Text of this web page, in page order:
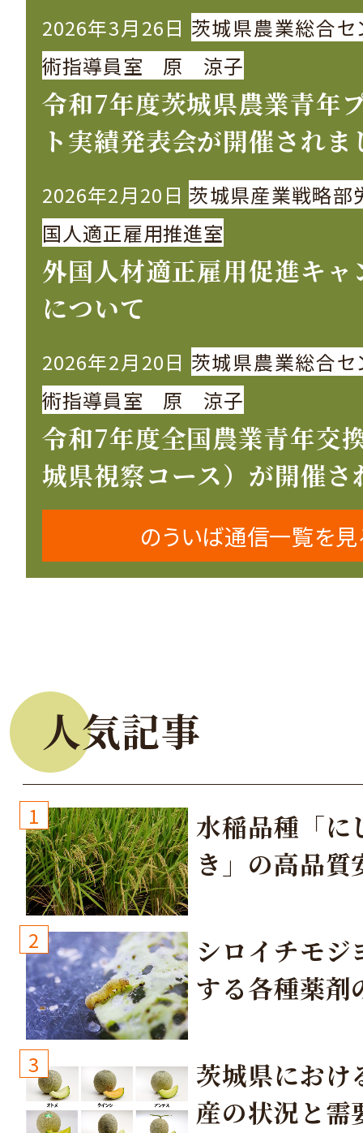
り2026年3月26日 茨城県農業総合セ
術指導員室 原 涼子
令和7年度茨城県農業青年
ト実績発表会が開催されま
2026年2月20日 茨城県産業戦略部
国人適正雇用推進室
外国人材適正雇用促進キャ
について
2026年2月20日 茨城県農業総合セ
術指導員室 原 涼子
令和7年度全国農業青年交
城県視察コース）が開催さ
のういば通信一覧を
人気記事
1
水稲品種「に
き」の高品質
2
シロイチモジ
する各種薬剤
3
茨城県におけ
産の状況と需